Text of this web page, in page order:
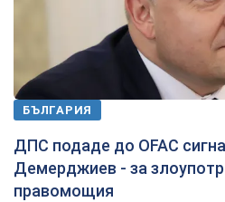
БЪЛГАРИЯ
ДПС подаде до OFAC
Демерджиев - за
правомощия